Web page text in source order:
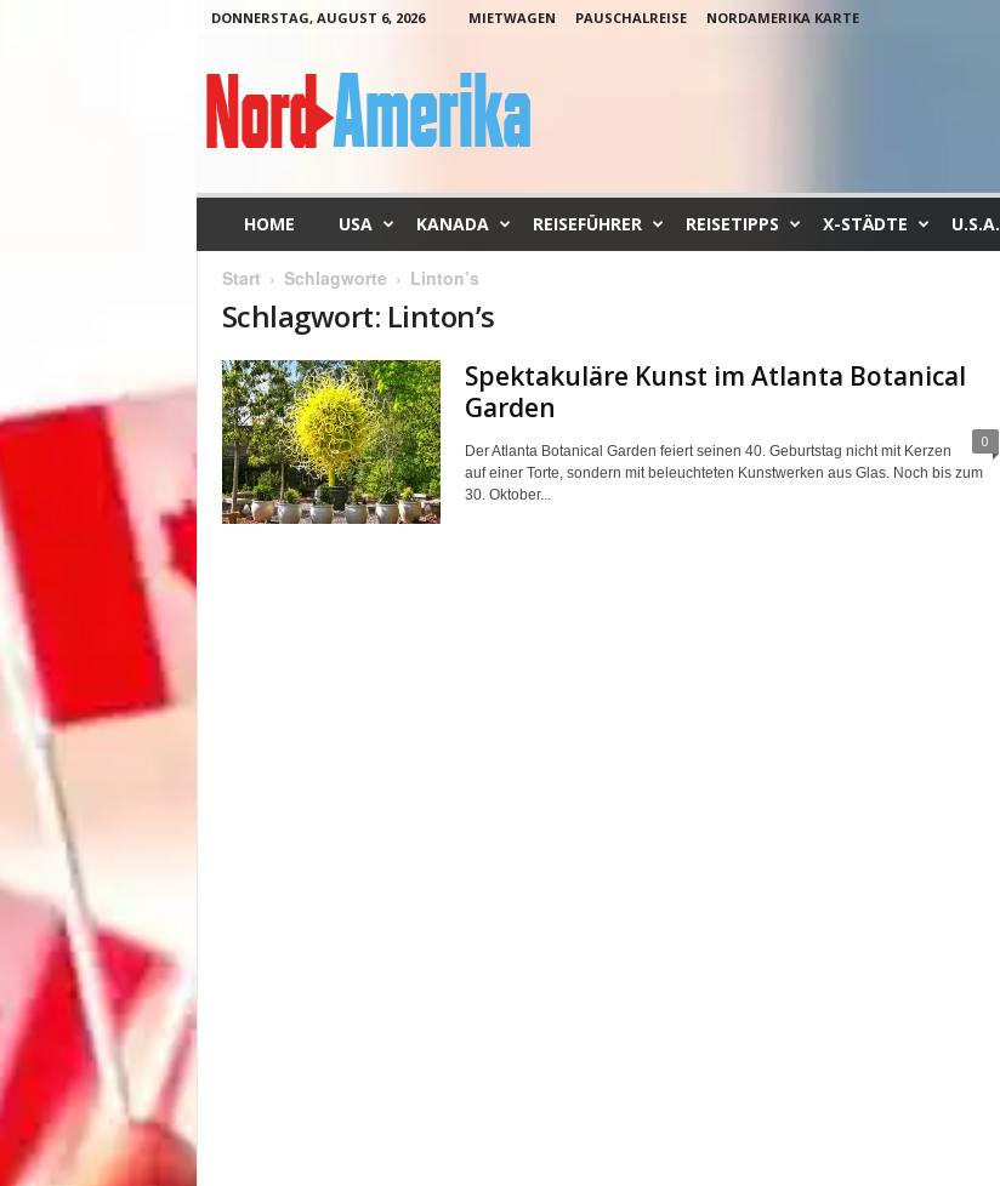
DONNERSTAG, AUGUST 6, 2026 MIETWAGEN PAUSCHALREISE NORDAMERIKA KARTE
HOME USA KANADA REISEFÜHRER REISETIPPS X-STÄDTE U.S.A.
Start Schlagworte Linton’s
Schlagwort: Linton’s
Spektakuläre Kunst im Atlanta Botanical
Garden
0
Der Atlanta Botanical Garden feiert seinen 40. Geburtstag nicht mit Kerzen
auf einer Torte, sondern mit beleuchteten Kunstwerken aus Glas. Noch bis zum
30. Oktober...